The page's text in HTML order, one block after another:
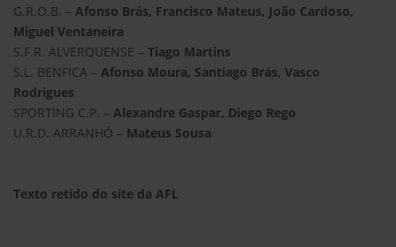
G.R.O.B. – Afonso Brás, Francisco Mateus, João Cardoso,
Miguel Ventaneira
S.F.R. ALVERQUENSE – Tiago Martins
S.L. BENFICA – Afonso Moura, Santiago Brás, Vasco
Rodrigues
SPORTING C.P. – Alexandre Gaspar, Diego Rego
U.R.D. ARRANHÓ – Mateus Sousa
Texto retido do site da AFL